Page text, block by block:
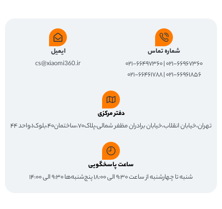
شماره تماس
۰۲۱-۶۶۹۶۷۳۶۰ | ۰۲۱-۶۶۴۹۷۳۶۰
۰۲۱-۶۶۹۶۱۸۵۶ | ۰۲۱-۶۶۴۶۱۷۸۸
ایمیل
cs@xiaomi360.ir
دفتر مرکزی
تهران،خیابان انقلاب،خیابان برادران مظفر شمالی،پلاک۷۰،ساختمان۴۰،بلوک۱،واحد ۴۴
ساعت پاسخگویی
شنبه تا چهارشنبه از ساعت ۹:۳۰ الی ۱۸:۰۰ پنج‌شنبه‌ها ۹:۳۰ الی ۱۴:۰۰